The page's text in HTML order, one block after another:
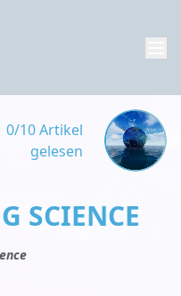
0/10 Artikel
gelesen
SCIENCE